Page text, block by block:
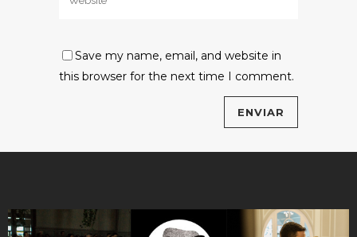
Save my name, email, and website in
this browser for the next time I comment.